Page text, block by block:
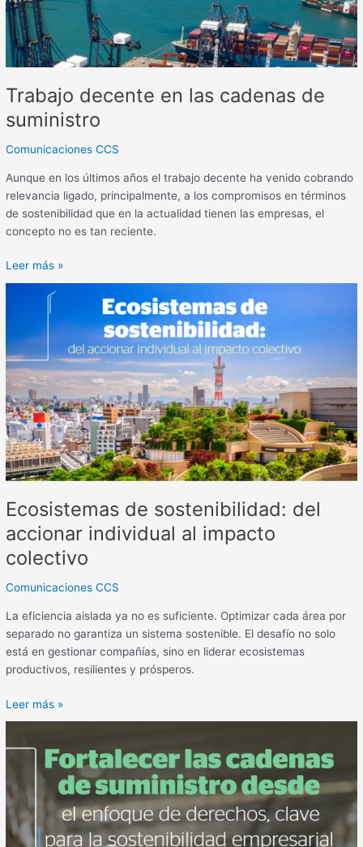
Trabajo decente en las cadenas de
suministro
Comunicaciones CCS
Aunque en los últimos años el trabajo decente ha venido cobrando
relevancia ligado, principalmente, a los compromisos en términos
de sostenibilidad que en la actualidad tienen las empresas, el
concepto no es tan reciente.
Leer más »
Ecosistemas de sostenibilidad: del
accionar individual al impacto
colectivo
Comunicaciones CCS
La eficiencia aislada ya no es suficiente. Optimizar cada área por
separado no garantiza un sistema sostenible. El desafío no solo
está en gestionar compañías, sino en liderar ecosistemas
productivos, resilientes y prósperos.
Ecosistemas
sostenibilidad:
del
accionar
individual
al
impacto
colectivo
Leer más »
las
cadenas
de
suministro
desde
el